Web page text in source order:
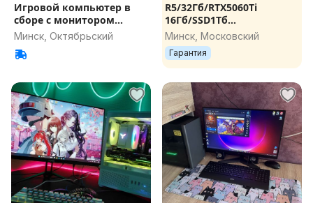
Игровой компьютер в
сборе с монитором
24дюйма
Минск, Октябрьский
R5/32Гб/RTX5060Ti
16Гб/SSD1Тб
NVMe/750W/Wi-Fi новый
игровой компьютер,
игровой ПК, компьютер
для игр
Минск, Московский
Гарантия